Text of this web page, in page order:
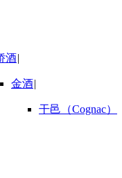
酒|
金酒|
干邑（Cognac）